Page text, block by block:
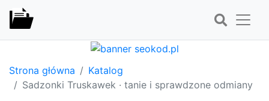
Strona główna
Katalog
Sadzonki Truskawek · tanie i sprawdzone odmiany